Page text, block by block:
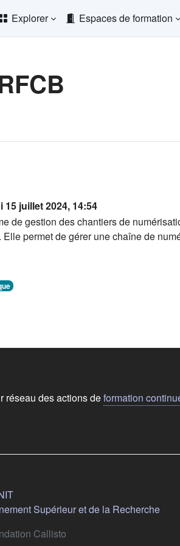
Explorer Espaces de formation
15 juillet 2024, 14:54
de gestion des chantiers de
. Elle permet de gérer une chaîne de
réseau des actions deformation
(s'ouvre dans un nouvel onglet)
Supérieur et de la Recherche
Callisto